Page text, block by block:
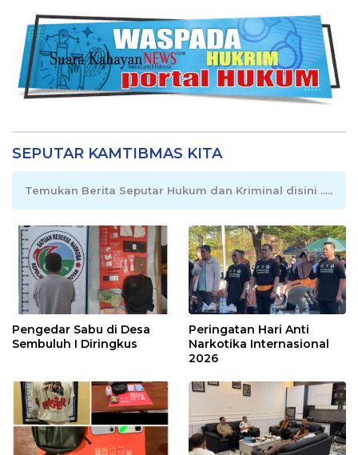
SEPUTAR KAMTIBMAS KITA
Temukan Berita Seputar Hukum dan Kriminal disini .....
Pengedar Sabu di Desa
Sembuluh I Diringkus
Peringatan Hari Anti
Narkotika Internasional
2026